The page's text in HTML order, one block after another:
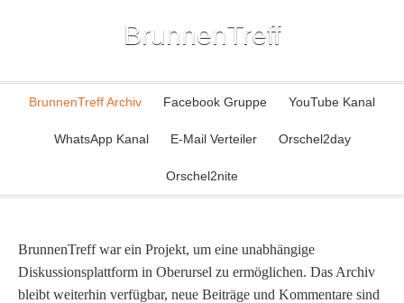
BrunnenTreff
BrunnenTreff Archiv Facebook Gruppe YouTube Kanal
WhatsApp Kanal E-Mail Verteiler Orschel2day
Orschel2nite
BrunnenTreff war ein Projekt, um eine unabhängige
Diskussionsplattform in Oberursel zu ermöglichen. Das Archiv
bleibt weiterhin verfügbar, neue Beiträge und Kommentare sind